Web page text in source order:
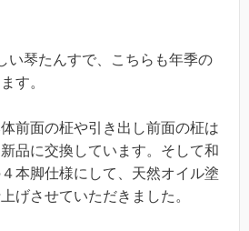
い琴たんすで、こちらも年季の
す。
前面の柾や引き出し前面の柾は
品に交換しています。そして和
本脚仕様にして、天然オイル塗
げさせていただきました。